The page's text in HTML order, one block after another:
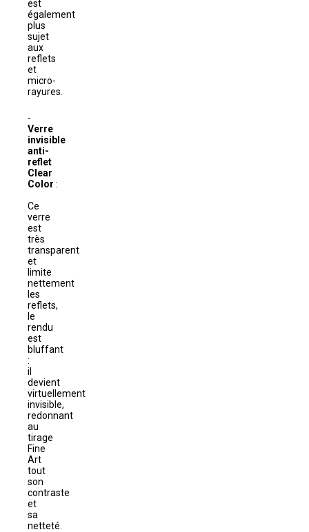
est
également
plus
sujet
aux
reflets
et
micro-
rayures.
Verre
invisible
anti-
reflet
Clear
Color :
Ce
verre
est
très
transparent
et
limite
nettement
les
reflets,
le
rendu
est
bluffant
:
il
devient
virtuellement
invisible,
redonnant
au
tirage
Fine
Art
tout
son
contraste
et
sa
netteté.